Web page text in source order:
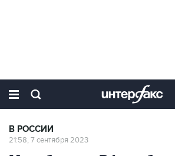
В РОССИИ
21:58, 7 сентября 2023